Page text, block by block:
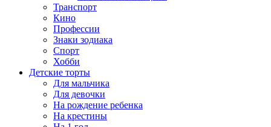
Транспорт
Кино
Профессии
Знаки зодиака
Спорт
Хобби
Детские торты
Для мальчика
Для девочки
На рождение ребенка
На крестины